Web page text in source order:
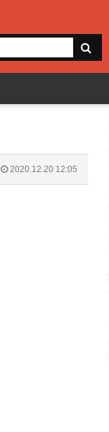
2020.12.20 12:05